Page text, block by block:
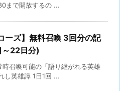
まで開放するの ...
ーズ】無料召喚 3回分の記
22日分)
時召喚可能の「語り継がれる英雄
し英雄譚 1日1回 ...